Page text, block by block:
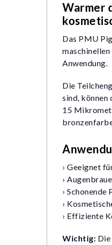
Warmer
Das PMU
Anwendung.
Die
sind, können
15
› Geeignet
›
›
›
› Effiziente
Wichtig: